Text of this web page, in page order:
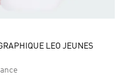
LEO JEUNES